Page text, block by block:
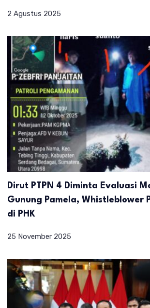
2 Agustus 2025
Dirut PTPN 4 Diminta Evaluasi
Gunung Pamela, Whistleblower
di PHK
25 November 2025